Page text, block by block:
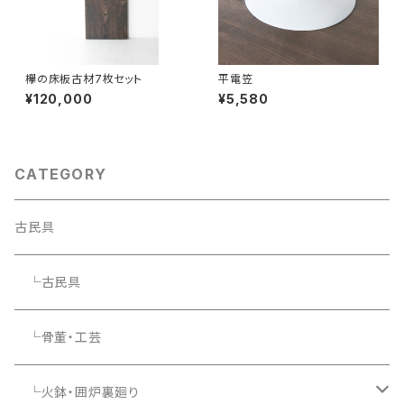
欅の床板古材7枚セット
¥120,000
平電笠
¥5,580
CATEGORY
古民具
└古民具
└骨董・工芸
└火鉢・囲炉裏廻り